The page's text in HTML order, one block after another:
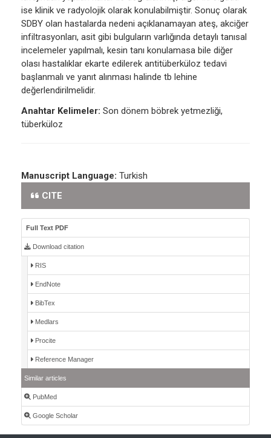
ise klinik ve radyolojik olarak konulabilmiştir. Sonuç olarak
SDBY olan hastalarda nedeni açıklanamayan ateş, akciğer
infiltrasyonları, asit gibi bulguların varlığında detaylı tanısal
incelemeler yapılmalı, kesin tanı konulamasa bile diğer
olası hastalıklar ekarte edilerek antitüberküloz tedavi
başlanmalı ve yanıt alınması halinde tb lehine
değerlendirilmelidir.
Anahtar Kelimeler: Son dönem böbrek yetmezliği,
tüberküloz
Manuscript Language: Turkish
CITE
Full Text PDF
Download citation
RIS
EndNote
BibTex
Medlars
Procite
Reference Manager
Similar articles
PubMed
Google Scholar